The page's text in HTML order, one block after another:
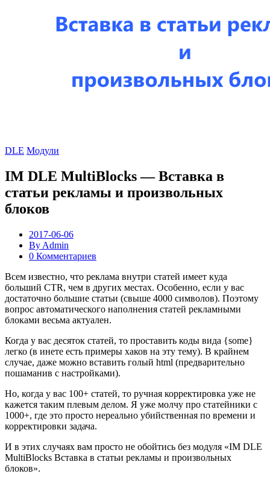
DLE Модули
IM DLE MultiBlocks — Вставка в
статьи рекламы и произвольных
блоков
2017-06-06
By Admin
0 Комментариев
Всем известно, что реклама внутри статей имеет куда
больший CTR, чем в других местах. Особенно, если у вас
достаточно большие статьи (свыше 4000 символов). Поэтому
вопрос автоматического наполнения статей рекламными
блоками весьма актуален.
Когда у вас десяток статей, то проставить коды вида {some}
легко (в инете есть примеры хаков на эту тему). В крайнем
случае, даже можно вставить голый html (предварительно
пошаманив с настройками).
Но, когда у вас 100+ статей, то ручная корректировка уже не
кажется таким плевым делом. Я уже молчу про статейники с
1000+, где это просто нереально убийственная по времени и
корректировки задача.
И в этих случаях вам просто не обойтись без модуля «IM DLE
MultiBlocks Вставка в статьи рекламы и произвольных
блоков».